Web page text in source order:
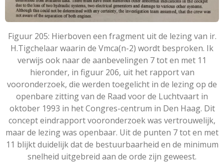
Figuur 205: Hierboven een fragment uit de lezing van ir.
H.Tigchelaar waarin de Vmca(n-2) wordt besproken. Ik
verwijs ook naar de aanbevelingen 7 tot en met 11
hieronder, in figuur 206, uit het rapport van
vooronderzoek, die werden toegelicht in de lezing op de
openbare zitting van de Raad voor de Luchtvaart in
oktober 1993 in het Congres-centrum in Den Haag. Dit
concept eindrapport vooronderzoek was vertrouwelijk,
maar de lezing was openbaar. Uit de punten 7 tot en met
11 blijkt duidelijk dat de bestuurbaarheid en de minimum
snelheid uitgebreid aan de orde zijn geweest.